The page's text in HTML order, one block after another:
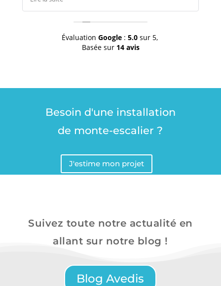
l'amabilité du technicien monteur.
La bonne surprise a été, une fois " à bord "
l'intelligence de ce petit robot qui tourne à bon
ÉvaluationGoogle : 5.0 sur 5,
Basée sur 14 avis
Besoin d'une installation
de monte-escalier ?
J'estime mon projet
Suivez toute notre actualité en
allant sur notre blog !
Blog Avedis